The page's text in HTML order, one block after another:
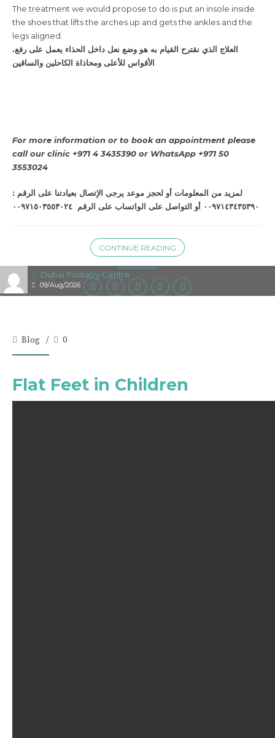
Dubai Podiatry Centre
09/Aug/2026
The treatment we would propose to do is put an insole inside
the shoes that lifts the arches up and gets the ankles and the
legs aligned.
.العلاج الذي نقترح القيام به هو وضع نعل داخل الحذاء يعمل على رفع
الأقواس للأعلى ومحاذاة الكاحلين والساقين
For more information or to book an appointment please
call our clinic +971 4 3435390 or WhatsApp +971 50
3553024
٠٠٩٧١٤٣٤٣٥٣٩٠ أو التواصل على الواتساب على الرقم ٠٠٩٧١٥٠٣٥٥٣٠٢٤
CONTINUE READING
Blog 0
Flat Feet in Children